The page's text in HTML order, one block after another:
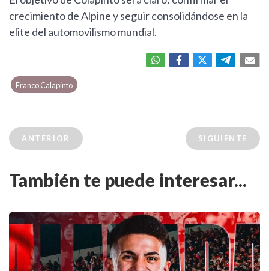
crecimiento de Alpine y seguir consolidándose en la
elite del automovilismo mundial.
Franco Calapinto
ANTERIOR SIGUIENTE
También te puede interesar...